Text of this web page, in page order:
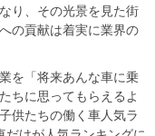
り、その光景を見た街
の貢献は着実に業界の
を「将来あんな車に乗
ちに思ってもらえるよ
供たちの働く車人気ラ